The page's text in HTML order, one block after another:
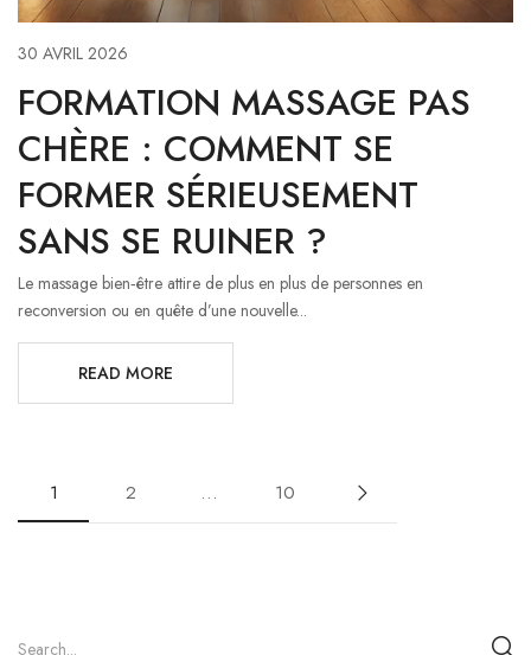
30 AVRIL 2026
FORMATION MASSAGE PAS
CHÈRE : COMMENT SE
FORMER SÉRIEUSEMENT
SANS SE RUINER ?
Le massage bien‑être attire de plus en plus de personnes en
reconversion ou en quête d’une nouvelle...
READ MORE
1 2 … 10